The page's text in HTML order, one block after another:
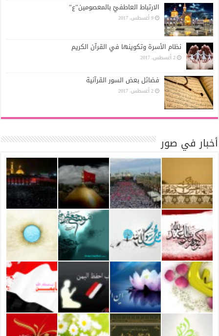
الارتباط العاطفيّ بالمعصومين”ع”
9 أغسطس، 2017
نظام الأسرة وتكوينها في القرآن الكريم
2 أغسطس، 2017
فضائل بعض السور القرآنية
2 أغسطس، 2017
أخبار في صور